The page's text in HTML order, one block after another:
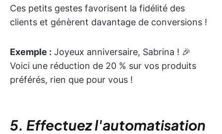
Ces petits gestes favorisent la fidélité des
clients et génèrent davantage de conversions !
Exemple : Joyeux anniversaire, Sabrina ! 🎉
Voici une réduction de 20 % sur vos produits
préférés, rien que pour vous !
5. Effectuez l'automatisation